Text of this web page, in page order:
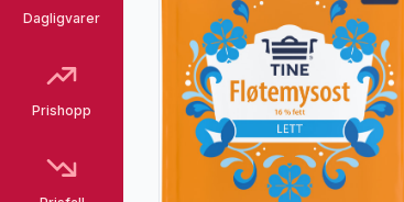
Dagligvarer
Prishopp